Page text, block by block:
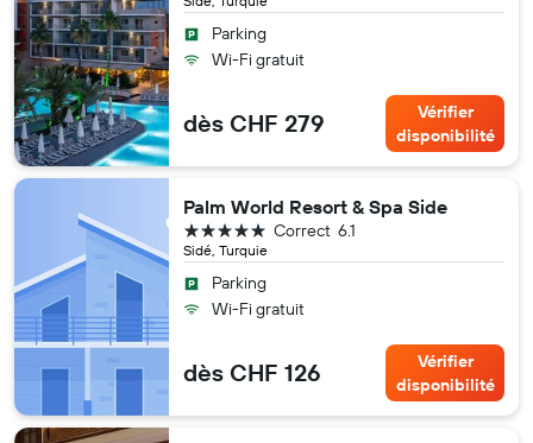
Parking
Wi-Fi gratuit
dès CHF 279
Vérifier
disponibilité
Palm World Resort & Spa Side
Sidé, Turquie
6.1
Correct
5 étoiles
Parking
Wi-Fi gratuit
dès CHF 126
Vérifier
disponibilité